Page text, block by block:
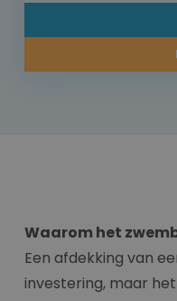
Waarom het
Een afdekking van
investering, maar